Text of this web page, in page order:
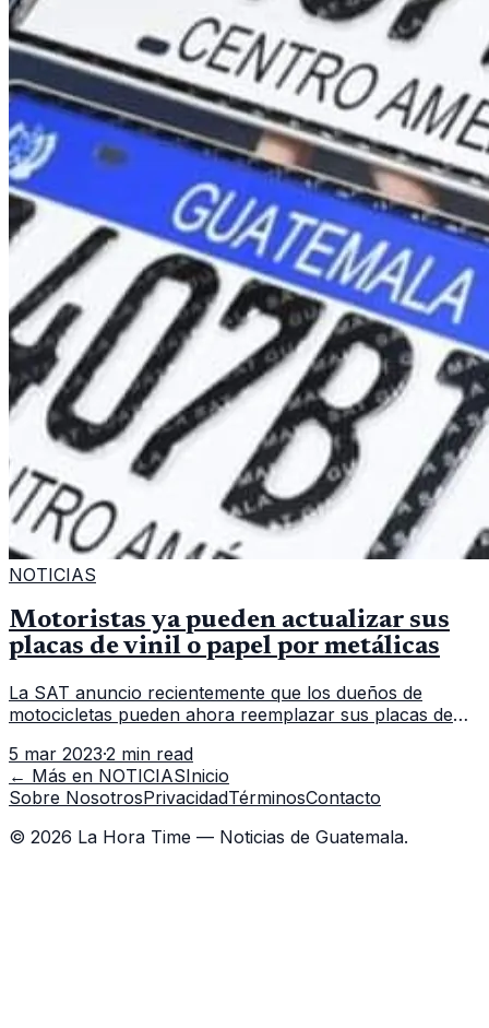
NOTICIAS
Motoristas ya pueden actualizar sus
placas de vinil o papel por metálicas
La SAT anuncio recientemente que los dueños de
motocicletas pueden ahora reemplazar sus placas de
de Administración Tributa
5 mar 2023·2 min read
← Más en NOTICIASInicio
Sobre NosotrosPrivacidadTérminosContacto
© 2026 La Hora Time — Noticias de Guatemala.